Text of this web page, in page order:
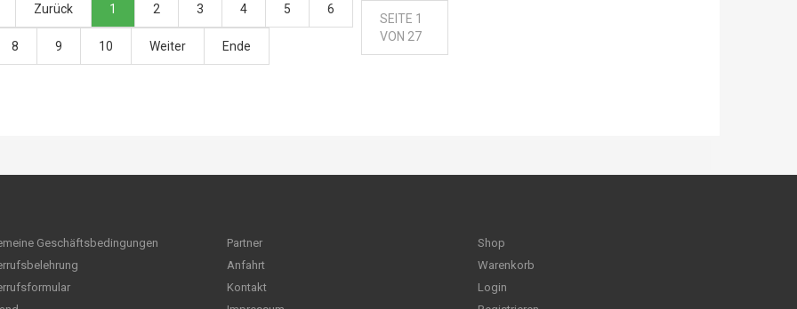
Zurück 1 2 3 4 5 6
8 9 10 Weiter Ende
SEITE 1
VON 27
Geschäftsbedingungen
Partner
Anfahrt
Kontakt
Shop
Warenkorb
Login